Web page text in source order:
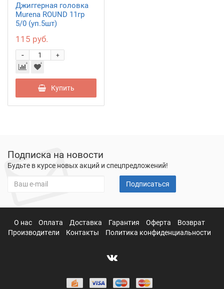
Джиггерная головка
Murena ROUND 11гр
5/0 (уп.5шт)
115 руб.
+
-
Купить
Подписка на новости
Будьте в курсе новых акций и спецпредложений!
Подписаться
О нас Оплата Доставка Гарантия Оферта
Возврат
Производители
Контакты Политика конфиденциальности